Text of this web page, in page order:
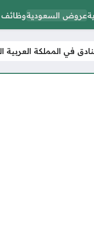
عروض السعوديةوظائف
في المملكة